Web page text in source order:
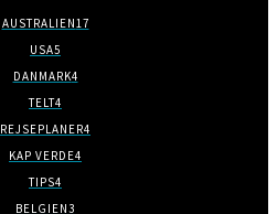
AUSTRALIEN17
USA5
DANMARK4
TELT4
REJSEPLANER4
KAP VERDE4
TIPS4
BELGIEN3